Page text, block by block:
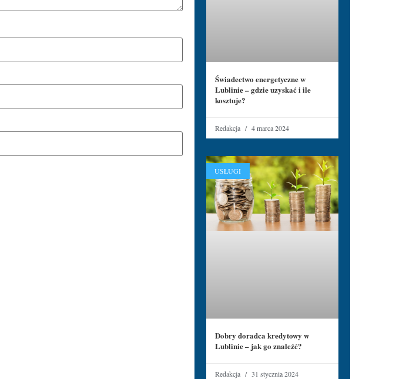
Świadectwo energetyczne w
Lublinie – gdzie uzyskać i ile
kosztuje?
Redakcja 4 marca 2024
USŁUGI
Dobry doradca kredytowy w
Lublinie – jak go znaleźć?
Redakcja 31 stycznia 2024